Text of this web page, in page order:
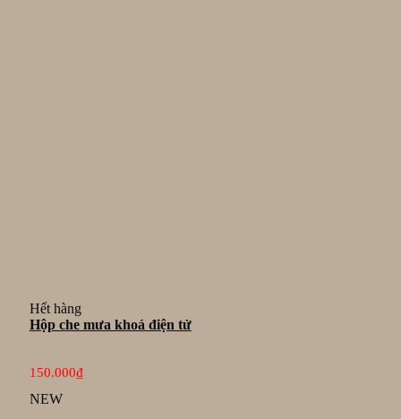
Hết hàng
Hộp che mưa khoá điện tử
150.000₫
NEW